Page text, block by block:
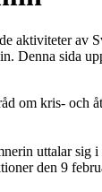
aktiviteter av
Denna sida
om kris- och
uttalar sig
den 9